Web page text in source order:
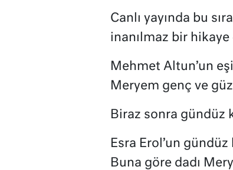
Canlı yayında bu
inanılmaz bir hikaye
Mehmet Altun’un
Meryem genç ve
Biraz sonra gündüz
Esra Erol’un gündüz
Buna göre dadı